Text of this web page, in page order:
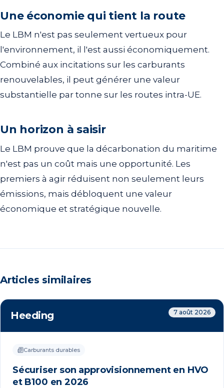
Une économie qui tient la route
Le LBM n'est pas seulement vertueux pour
l'environnement, il l'est aussi économiquement.
Combiné aux incitations sur les carburants
renouvelables, il peut générer une valeur
substantielle par tonne sur les routes intra-UE.
Un horizon à saisir
Le LBM prouve que la décarbonation du maritime
n'est pas un coût mais une opportunité. Les
premiers à agir réduisent non seulement leurs
émissions, mais débloquent une valeur
économique et stratégique nouvelle.
Articles similaires
Heeding 7 août 2026
Carburants durables
Sécuriser son approvisionnement en HVO
et B100 en 2026